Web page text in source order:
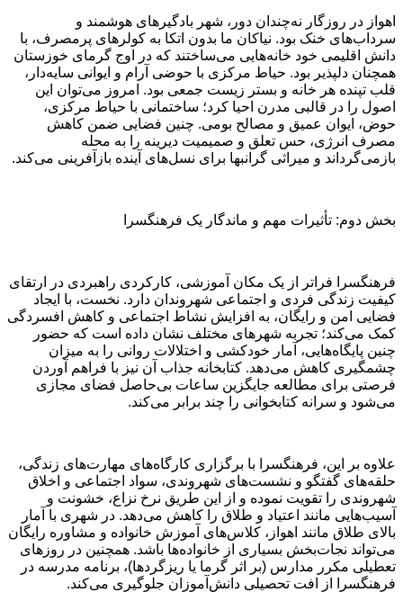
اهواز در روزگار نه‌چندان دور، شهر بادگیرهای هوشمند و
سرداب‌های خنک بود. نیاکان ما بدون اتکا به کولرهای پرمصرف، با
دانش اقلیمی خود خانه‌هایی می‌ساختند که در اوج گرمای خوزستان
همچنان دلپذیر بود. حیاط مرکزی با حوضی آرام و ایوانی سایه‌دار،
قلب تپنده هر خانه و بستر زیست جمعی بود. امروز می‌توان این
اصول را در قالبی مدرن احیا کرد؛ ساختمانی با حیاط مرکزی،
حوض، ایوان عمیق و مصالح بومی. چنین فضایی ضمن کاهش
مصرف انرژی، حس تعلق و صمیمیت دیرینه را به محله
بازمی‌گرداند و میراثی گرانبها برای نسل‌های آینده بازآفرینی می‌کند.
بخش دوم: تأثیرات مهم و ماندگار یک فرهنگسرا
فرهنگسرا فراتر از یک مکان آموزشی، کارکردی راهبردی در ارتقای
کیفیت زندگی فردی و اجتماعی شهروندان دارد. نخست، با ایجاد
فضایی امن و رایگان، به افزایش نشاط اجتماعی و کاهش افسردگی
کمک می‌کند؛ تجربه شهرهای مختلف نشان داده است که حضور
چنین پایگاه‌هایی، آمار خودکشی و اختلالات روانی را به میزان
چشمگیری کاهش می‌دهد. کتابخانه جذاب آن نیز با فراهم آوردن
فرصتی برای مطالعه جایگزین ساعات بی‌حاصل فضای مجازی
می‌شود و سرانه کتابخوانی را چند برابر می‌کند.
علاوه بر این، فرهنگسرا با برگزاری کارگاه‌های مهارت‌های زندگی،
حلقه‌های گفتگو و نشست‌های شهروندی، سواد اجتماعی و اخلاق
شهروندی را تقویت نموده و از این طریق نرخ نزاع، خشونت و
آسیب‌هایی مانند اعتیاد و طلاق را کاهش می‌دهد. در شهری با آمار
بالای طلاق مانند اهواز، کلاس‌های آموزش خانواده و مشاوره رایگان
می‌تواند نجات‌بخش بسیاری از خانواده‌ها باشد. همچنین در روزهای
تعطیلی مکرر مدارس (بر اثر گرما یا ریزگردها)، برنامه مدرسه در
فرهنگسرا از افت تحصیلی دانش‌آموزان جلوگیری می‌کند.